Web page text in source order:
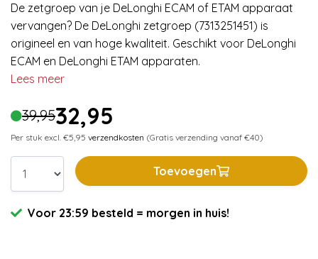
De zetgroep van je DeLonghi ECAM of ETAM apparaat
vervangen? De DeLonghi zetgroep (7313251451) is
origineel en van hoge kwaliteit. Geschikt voor DeLonghi
ECAM en DeLonghi ETAM apparaten.
Lees meer
39,9532,95
Per stuk excl. €5,95 verzendkosten (Gratis verzending vanaf €40)
Toevoegen
Voor 23:59 besteld = morgen in huis!